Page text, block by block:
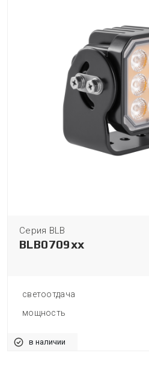
Серия BLB
BLB0709xx
светоотдача
мощность
в наличии